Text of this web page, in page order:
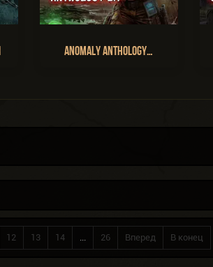
Anomaly Anthology…
12 13 14 ... 26 Вперед В конец